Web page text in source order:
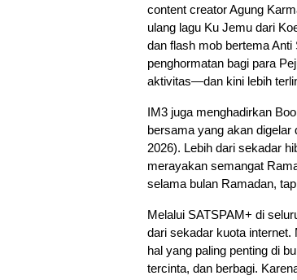
content creator Agung
ulang lagu Ku Jemu dari
dan flash mob bertema
penghormatan bagi para
aktivitas—dan kini lebih
IM3 juga menghadirkan
bersama yang akan
2026). Lebih dari sekadar
merayakan semangat
selama bulan Ramadan,
Melalui SATSPAM+ di
dari sekadar kuota
hal yang paling penting di
tercinta, dan berbagi.